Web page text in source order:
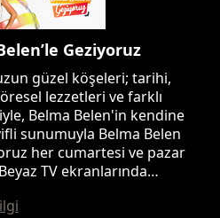
Geziyoruz
güzel köşeleri; tarihi,
lezzetleri ve farklı
Belma Belen'in kendine
sunumuyla Belma Belen
her cumartesi ve pazar
TV ekranlarında…